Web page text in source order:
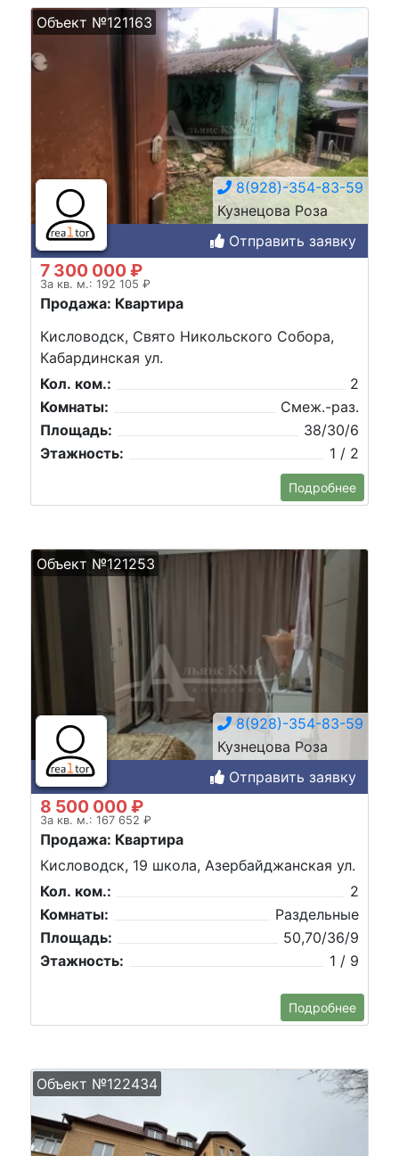
Объект №121163
8(928)-354-83-59
Кузнецова Роза
Отправить заявку
7 300 000 ₽
За кв. м.: 192 105 ₽
Продажа: Квартира
Кисловодск, Свято Никольского Собора,
Кабардинская ул.
Кол. ком.:
2
Комнаты:
Смеж.-раз.
Площадь:
38/30/6
Этажность:
1 / 2
Подробнее
Объект №121253
8(928)-354-83-59
Кузнецова Роза
Отправить заявку
8 500 000 ₽
За кв. м.: 167 652 ₽
Продажа: Квартира
Кисловодск, 19 школа, Азербайджанская ул.
Кол. ком.:
2
Комнаты:
Раздельные
Площадь:
50,70/36/9
Этажность:
1 / 9
Подробнее
Объект №122434